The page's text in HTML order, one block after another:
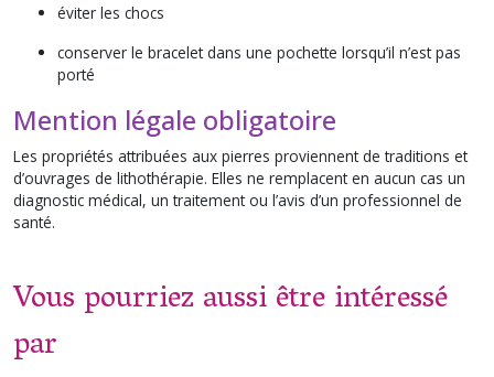
éviter les chocs
conserver le bracelet dans une pochette lorsqu’il n’est pas
porté
Mention légale obligatoire
Les propriétés attribuées aux pierres proviennent de traditions et
d’ouvrages de lithothérapie. Elles ne remplacent en aucun cas un
diagnostic médical, un traitement ou l’avis d’un professionnel de
santé.
Vous pourriez aussi être intéressé
par